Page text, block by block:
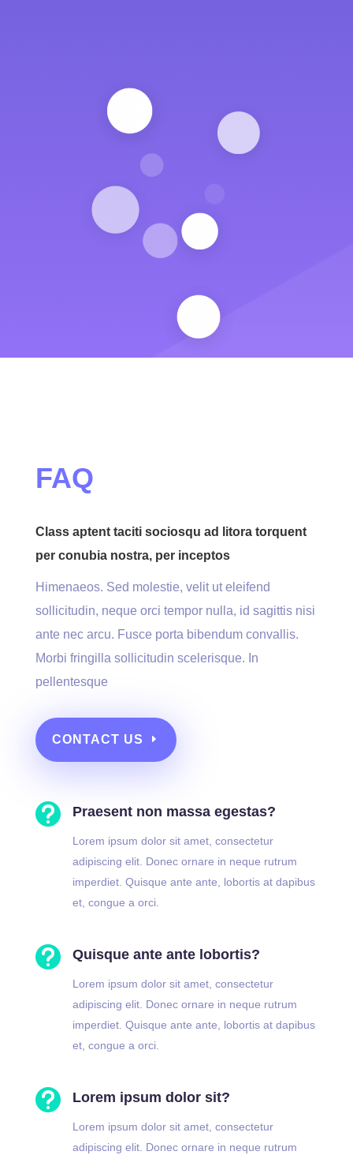
FAQ
Class aptent taciti sociosqu ad litora torquent
per conubia nostra, per inceptos
Himenaeos. Sed molestie, velit ut eleifend
sollicitudin, neque orci tempor nulla, id sagittis nisi
ante nec arcu. Fusce porta bibendum convallis.
Morbi fringilla sollicitudin scelerisque. In
pellentesque
CONTACT US
 Praesent non massa egestas?
Lorem ipsum dolor sit amet, consectetur
adipiscing elit. Donec ornare in neque rutrum
imperdiet. Quisque ante ante, lobortis at dapibus
et, congue a orci.
 Quisque ante ante lobortis?
Lorem ipsum dolor sit amet, consectetur
adipiscing elit. Donec ornare in neque rutrum
imperdiet. Quisque ante ante, lobortis at dapibus
et, congue a orci.
 Lorem ipsum dolor sit?
Lorem ipsum dolor sit amet, consectetur
adipiscing elit. Donec ornare in neque rutrum